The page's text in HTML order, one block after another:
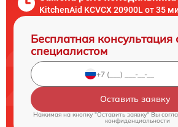
KitchenAid KCVCX 20900L от 35
Бесплатная консультация
специалистом
Оставить заявку
Нажимая на кнопку "Оставить заявку" Вы
конфиденциальности